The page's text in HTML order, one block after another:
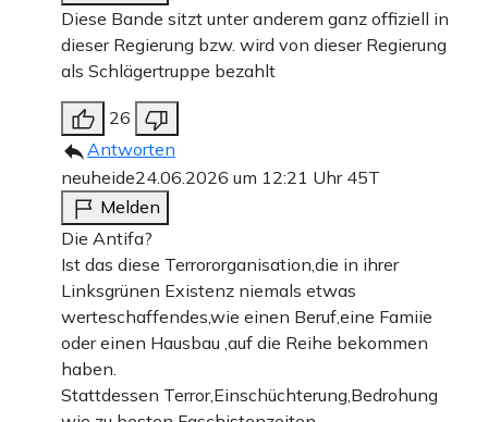
Diese Bande sitzt unter anderem ganz offiziell in
dieser Regierung bzw. wird von dieser Regierung
als Schlägertruppe bezahlt
26
Antworten
neuheide24.06.2026 um 12:21 Uhr 45T
Melden
Die Antifa?
Ist das diese Terrororganisation,die in ihrer
Linksgrünen Existenz niemals etwas
werteschaffendes,wie einen Beruf,eine Famiie
oder einen Hausbau ,auf die Reihe bekommen
haben.
Stattdessen Terror,Einschüchterung,Bedrohung